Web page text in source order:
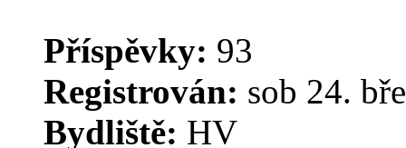
Příspěvky: 93
Registrován: sob 24.
Bydliště: HV